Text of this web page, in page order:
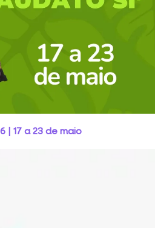
| 17 a 23 de maio